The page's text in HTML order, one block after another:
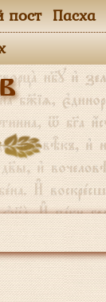
пост Пасха